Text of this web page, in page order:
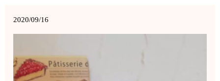
2020/09/16